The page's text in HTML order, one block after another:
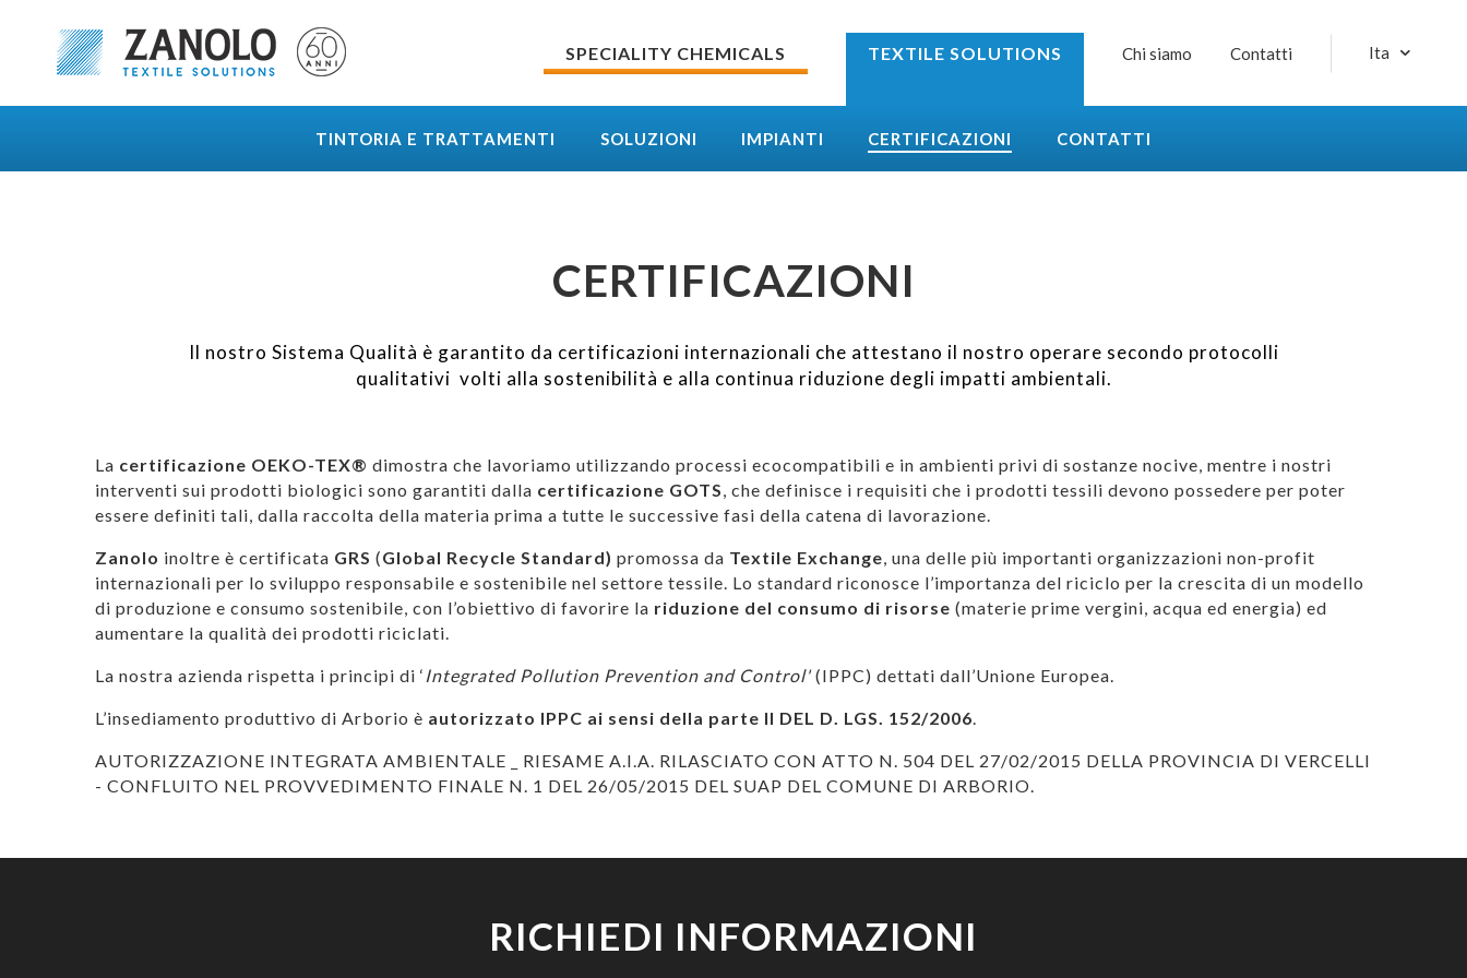
SPECIALITY CHEMICALS TEXTILE SOLUTIONS
TINTORIA E TRATTAMENTI SOLUZIONI IMPIANTI CERTIFICAZIONI CONTATTI
Chi siamo Contatti Ita
CERTIFICAZIONI
Il nostro Sistema Qualità è garantito da certificazioni internazionali che attestano il nostro operare secondo protocolli
qualitativi volti alla sostenibilità e alla continua riduzione degli impatti ambientali.
La certificazione OEKO-TEX® dimostra che lavoriamo utilizzando processi ecocompatibili e in ambienti privi di sostanze nocive, mentre i nostri
interventi sui prodotti biologici sono garantiti dalla certificazione GOTS, che definisce i requisiti che i prodotti tessili devono possedere per poter
essere definiti tali, dalla raccolta della materia prima a tutte le successive fasi della catena di lavorazione.
Zanolo inoltre è certificata GRS (Global Recycle Standard) promossa da Textile Exchange, una delle più importanti organizzazioni non-profit
internazionali per lo sviluppo responsabile e sostenibile nel settore tessile. Lo standard riconosce l’importanza del riciclo per la crescita di un modello
di produzione e consumo sostenibile, con l’obiettivo di favorire la riduzione del consumo di risorse (materie prime vergini, acqua ed energia) ed
aumentare la qualità dei prodotti riciclati.
La nostra azienda rispetta i principi di ‘ Integrated Pollution Prevention and Control'(IPPC) dettati dall’Unione Europea.
L’insediamento produttivo di Arborio è autorizzato IPPC ai sensi della parte II DEL D. LGS. 152/2006.
AUTORIZZAZIONE INTEGRATA AMBIENTALE _ RIESAME A.I.A. RILASCIATO CON ATTO N. 504 DEL 27/02/2015 DELLA PROVINCIA DI VERCELLI
- CONFLUITO NEL PROVVEDIMENTO FINALE N. 1 DEL 26/05/2015 DEL SUAP DEL COMUNE DI ARBORIO.
RICHIEDI INFORMAZIONI